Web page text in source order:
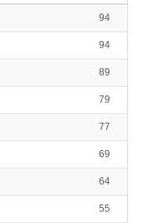
94
94
89
79
77
69
64
55